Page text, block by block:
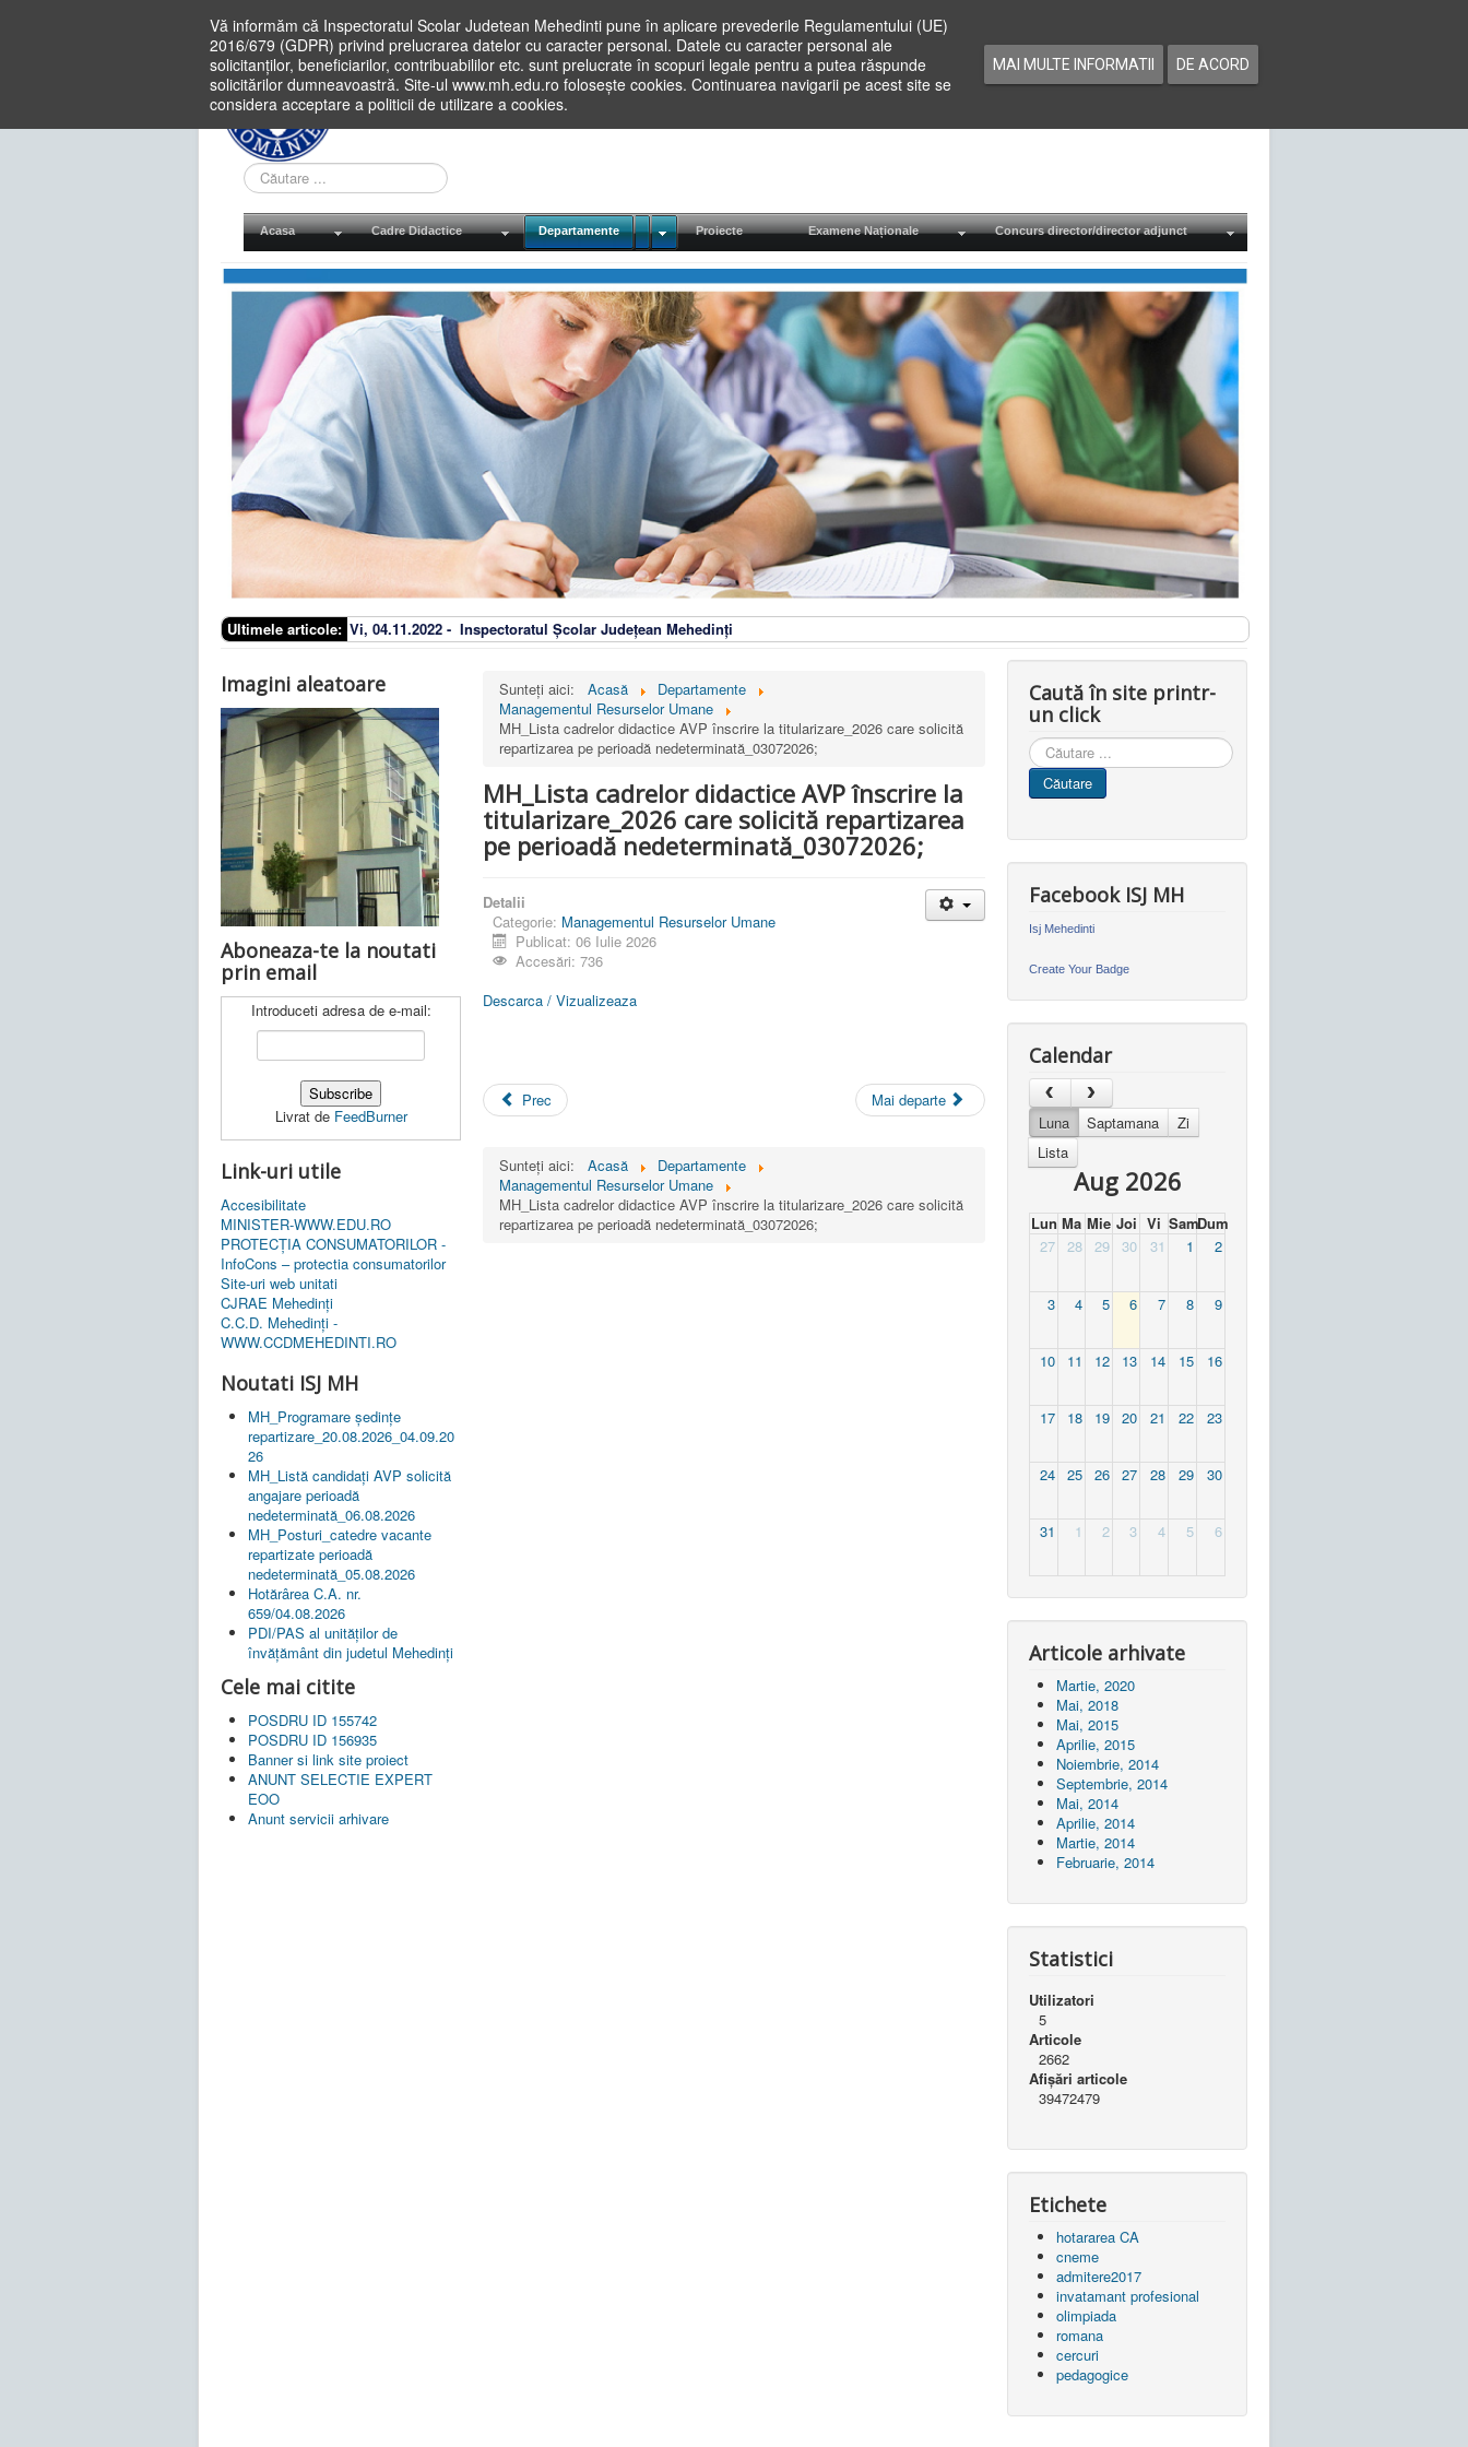
Vă informăm că Inspectoratul Scolar Judetean Mehedinti pune în aplicare prevederile Regulamentului (UE)
2016/679 (GDPR) privind prelucrarea datelor cu caracter personal. Datele cu caracter personal ale
solicitanților, beneficiarilor, contribuabililor etc. sunt prelucrate în scopuri legale pentru a putea răspunde
solicitărilor dumneavoastră. Site-ul www.mh.edu.ro folosește cookies. Continuarea navigarii pe acest site se
considera acceptare a politicii de utilizare a cookies.
MAI MULTE INFORMATII DE ACORD
Cauta
in
site
Acasa Cadre Didactice Departamente Proiecte Examene Naționale Concurs director/director adjunct
Ultimele articole: Vi, 04.11.2022 - Inspectoratul Școlar Județean Mehedinți
Imagini aleatoare
Aboneaza-te la noutati
prin email
Introduceti adresa de e-mail:
Livrat de FeedBurner
Link-uri utile
Accesibilitate
MINISTER-WWW.EDU.RO
PROTECȚIA CONSUMATORILOR -
InfoCons – protectia consumatorilor
Site-uri web unitati
CJRAE Mehedinți
C.C.D. Mehedinţi -
WWW.CCDMEHEDINTI.RO
Noutati ISJ MH
MH_Programare ședințe
repartizare_20.08.2026_04.09.20
26
MH_Listă candidați AVP solicită
angajare perioadă
nedeterminată_06.08.2026
MH_Posturi_catedre vacante
repartizate perioadă
nedeterminată_05.08.2026
Hotărârea C.A. nr.
659/04.08.2026
PDI/PAS al unităților de
învățământ din judetul Mehedinți
Cele mai citite
POSDRU ID 155742
POSDRU ID 156935
Banner si link site proiect
ANUNT SELECTIE EXPERT
EOO
Anunt servicii arhivare
Sunteți aici: Acasă
Departamente
Managementul Resurselor Umane
MH_Lista cadrelor didactice AVP înscrire la titularizare_2026 care solicită
repartizarea pe perioadă nedeterminată_03072026;
MH_Lista cadrelor didactice AVP înscrire la
titularizare_2026 care solicită repartizarea
pe perioadă nedeterminată_03072026;
Detalii
Categorie: Managementul Resurselor Umane
Publicat: 06 Iulie 2026
Accesări: 736
Descarca / Vizualizeaza
Prec Mai departe
Sunteți aici: Acasă
Departamente
Managementul Resurselor Umane
MH_Lista cadrelor didactice AVP înscrire la titularizare_2026 care solicită
repartizarea pe perioadă nedeterminată_03072026;
Caută în site printr-
un click
Cauta
in
site
Căutare
Facebook ISJ MH
Isj Mehedinti
Create Your Badge
Calendar
Luna Saptamana
Zi
Lista
Aug 2026
Lun Ma Mie Joi Vi SamDum
27
28 29 30 31 1 2
3 4 5 6 7 8 9
10 11 12 13 14 15 16
17 18 19 20 21 22 23
24 25 26 27 28 29 30
31 1 2 3 4 5 6
Articole arhivate
Martie, 2020
Mai, 2018
Mai, 2015
Aprilie, 2015
Noiembrie, 2014
Septembrie, 2014
Mai, 2014
Aprilie, 2014
Martie, 2014
Februarie, 2014
Statistici
Utilizatori
5
Articole
2662
Afișări articole
39472479
Etichete
hotararea CA
cneme
admitere2017
invatamant profesional
olimpiada
romana
cercuri
pedagogice